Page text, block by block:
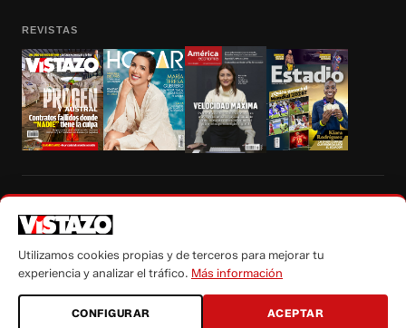
REVISTAS
autorización escrita de su titular, de todos los contenidos de Vistazo.com.
Utilizamos cookies propias y de terceros para mejorar tu
experiencia y analizar el tráfico. Más información
CONFIGURAR ACEPTAR